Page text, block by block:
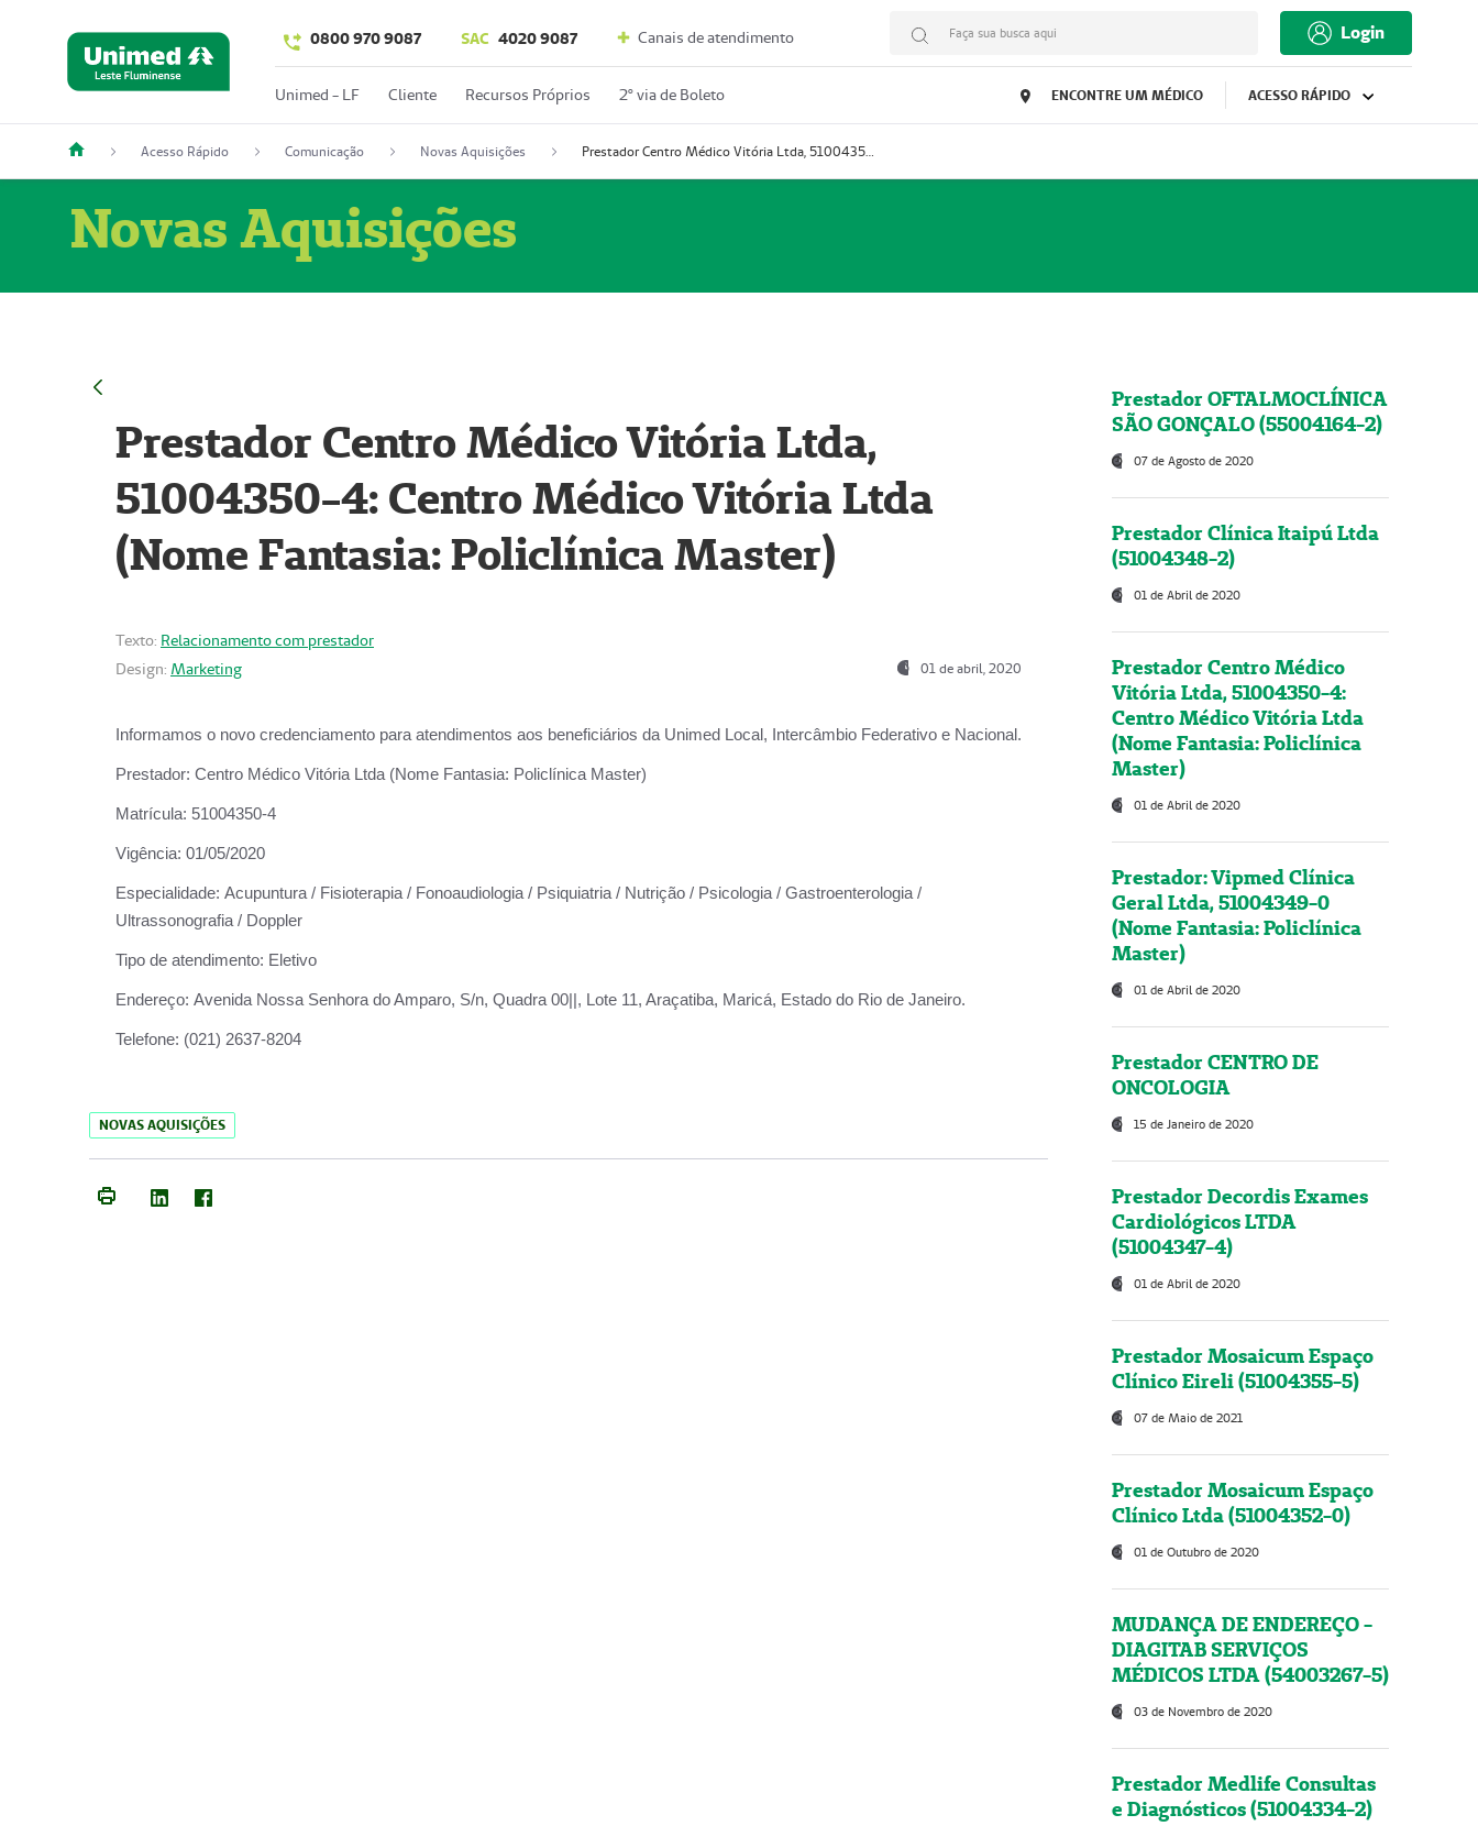
0800 970 9087 SAC 4020 9087 Canais de atendimento Faça sua busca aqui Login
Unimed - LF Cliente Recursos Próprios 2º via de Boleto ENCONTRE UM MÉDICO ACESSO RÁPIDO
Acesso Rápido Comunicação Novas Aquisições Prestador Centro Médico Vitória Ltda, 51004350-4: Centro Médico Vitória Ltda (Nome Fantasia: Policlínica Master)
Novas Aquisições
Prestador Centro Médico Vitória Ltda,
51004350-4: Centro Médico Vitória Ltda
(Nome Fantasia: Policlínica Master)
Texto: Relacionamento com prestador
Design: Marketing 01 de abril, 2020
Informamos o novo credenciamento para atendimentos aos beneficiários da Unimed Local, Intercâmbio Federativo e Nacional.
Prestador: Centro Médico Vitória Ltda (Nome Fantasia: Policlínica Master)
Matrícula: 51004350-4
Vigência: 01/05/2020
Especialidade: Acupuntura / Fisioterapia / Fonoaudiologia / Psiquiatria / Nutrição / Psicologia / Gastroenterologia /
Ultrassonografia / Doppler
Tipo de atendimento: Eletivo
Endereço: Avenida Nossa Senhora do Amparo, S/n, Quadra 00||, Lote 11, Araçatiba, Maricá, Estado do Rio de Janeiro.
Telefone: (021) 2637-8204
NOVAS AQUISIÇÕES
Prestador OFTALMOCLÍNICA
SÃO GONÇALO (55004164-2)
07 de Agosto de 2020
Prestador Clínica Itaipú Ltda
(51004348-2)
01 de Abril de 2020
Prestador Centro Médico
Vitória Ltda, 51004350-4:
Centro Médico Vitória Ltda
(Nome Fantasia: Policlínica
Master)
01 de Abril de 2020
Prestador: Vipmed Clínica
Geral Ltda, 51004349-0
(Nome Fantasia: Policlínica
Master)
01 de Abril de 2020
Prestador CENTRO DE
ONCOLOGIA
15 de Janeiro de 2020
Prestador Decordis Exames
Cardiológicos LTDA
(51004347-4)
01 de Abril de 2020
Prestador Mosaicum Espaço
Clínico Eireli (51004355-5)
07 de Maio de 2021
Prestador Mosaicum Espaço
Clínico Ltda (51004352-0)
01 de Outubro de 2020
MUDANÇA DE ENDEREÇO -
DIAGITAB SERVIÇOS
MÉDICOS LTDA (54003267-5)
03 de Novembro de 2020
Prestador Medlife Consultas
e Diagnósticos (51004334-2)